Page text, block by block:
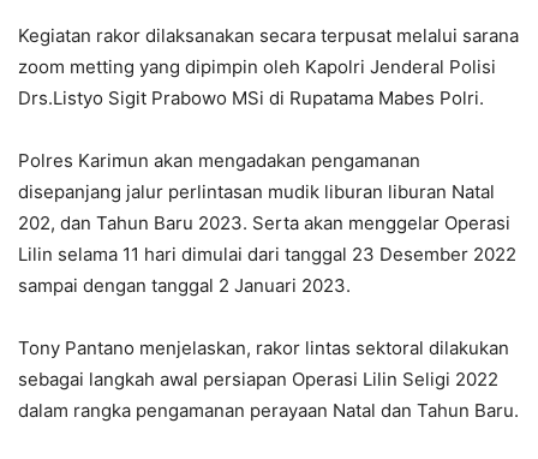
Kegiatan rakor dilaksanakan secara terpusat melalui sarana
zoom metting yang dipimpin oleh Kapolri Jenderal Polisi
Drs.Listyo Sigit Prabowo MSi di Rupatama Mabes Polri.
Polres Karimun akan mengadakan pengamanan
disepanjang jalur perlintasan mudik liburan liburan Natal
202, dan Tahun Baru 2023. Serta akan menggelar Operasi
Lilin selama 11 hari dimulai dari tanggal 23 Desember 2022
sampai dengan tanggal 2 Januari 2023.
Tony Pantano menjelaskan, rakor lintas sektoral dilakukan
sebagai langkah awal persiapan Operasi Lilin Seligi 2022
dalam rangka pengamanan perayaan Natal dan Tahun Baru.